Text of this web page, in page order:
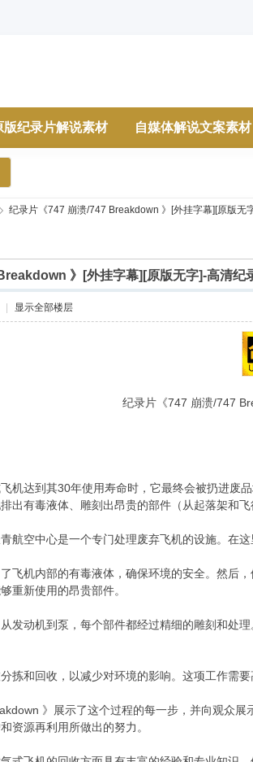
版纪录片解说素材 自媒体解说文案素材
纪录片《747 崩溃/747 Breakdown 》[外挂字幕][原版无
》[外挂字幕][原版无字]-高清纪
显示全部楼层
纪录片《747 崩溃/747
机达到其30年使用寿命时，它最终会被扔进废
出有毒液体、雕刻出昂贵的部件（从起落架和
航空中心是一个专门处理废弃飞机的设施。在
飞机内部的有毒液体，确保环境的安全。然后
重新使用的昂贵部件。
发动机到泵，每个部件都经过精细的雕刻和处
拣和回收，以减少对环境的影响。这项工作需
》展示了这个过程的每一步，并向观众
资源再利用所做出的努力。